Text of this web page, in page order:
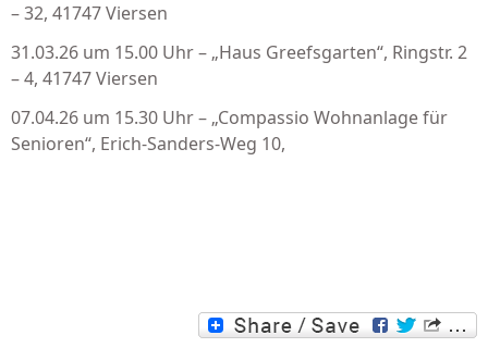
– 32, 41747 Viersen
31.03.26 um 15.00 Uhr – „Haus Greefsgarten“, Ringstr. 2
– 4, 41747 Viersen
07.04.26 um 15.30 Uhr – „Compassio Wohnanlage für
Senioren“, Erich-Sanders-Weg 10,